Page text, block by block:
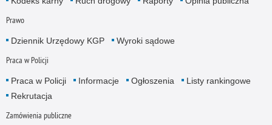
Prawo
Dziennik Urzędowy KGP Wyroki sądowe
Praca w Policji
Praca w Policji Informacje Ogłoszenia
Listy rankingowe
Rekrutacja
Zamówienia publiczne